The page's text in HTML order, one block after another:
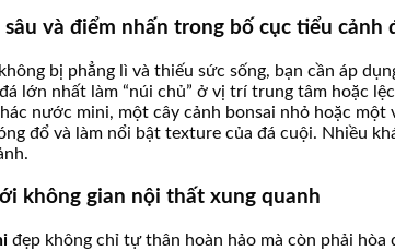
và điểm nhấn trong bố cục tiểu cảnh
không bị phẳng lì và thiếu sức sống, bạn cần áp
lớn nhất làm “núi chủ” ở vị trí trung tâm hoặc
nước mini, một cây cảnh bonsai nhỏ hoặc một
đổ và làm nổi bật texture của đá cuội. Nhiều
không gian nội thất xung quanh
đẹp không chỉ tự thân hoàn hảo mà còn phải